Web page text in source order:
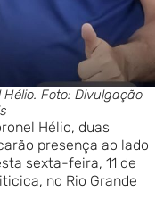
Hélio. Foto: Divulgação
Hélio, duas
presença ao lado
sexta-feira, 11 de
no Rio Grande